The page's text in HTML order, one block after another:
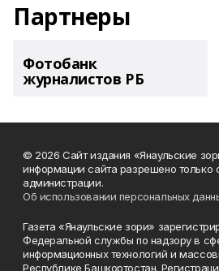
Партнеры
Фотобанк
журналистов РБ
© 2026 Сайт издания «Янаульские
информации сайта разрешено только
администрации.
Об использовании персональных
Газета «Янаульские зори»
Федеральной службы по надзору в
информационных технологий и
Республике Башкортостан.